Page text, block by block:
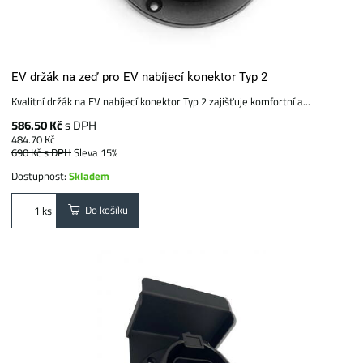
EV držák na zeď pro EV nabíjecí konektor Typ 2
Kvalitní držák na EV nabíjecí konektor Typ 2 zajišťuje komfortní a...
586.50 Kčs DPH
484.70 Kč
690 Kčs DPHSleva 15%
Dostupnost:Skladem
ks Do košíku